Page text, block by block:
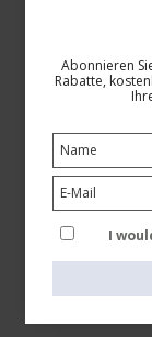
Siehe die
EUR 10,00
Abonnieren
Rabatte,
I